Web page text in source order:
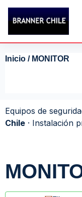
Inicio / MONITOR
Equipos de
Chile · Instalación